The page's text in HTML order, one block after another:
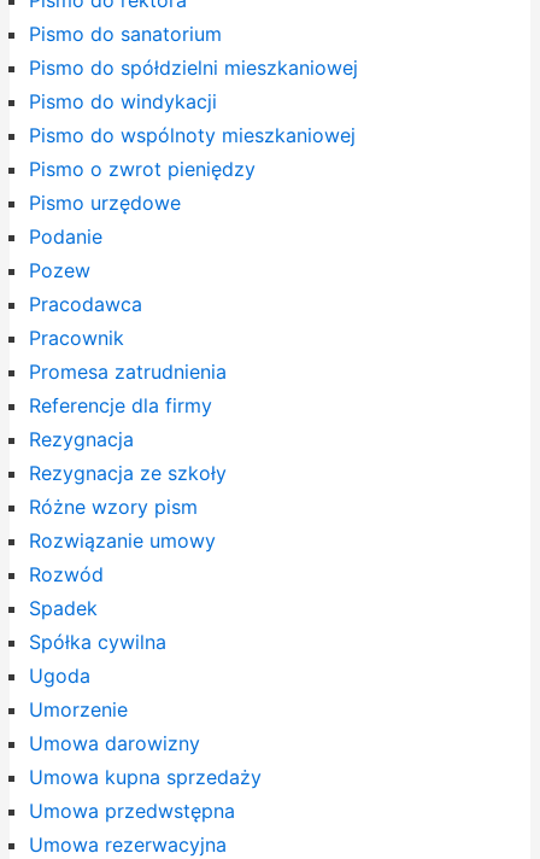
Pismo do sanatorium
Pismo do spółdzielni mieszkaniowej
Pismo do windykacji
Pismo do wspólnoty mieszkaniowej
Pismo o zwrot pieniędzy
Pismo urzędowe
Podanie
Pozew
Pracodawca
Pracownik
Promesa zatrudnienia
Referencje dla firmy
Rezygnacja
Rezygnacja ze szkoły
Różne wzory pism
Rozwiązanie umowy
Rozwód
Spadek
Spółka cywilna
Ugoda
Umorzenie
Umowa darowizny
Umowa kupna sprzedaży
Umowa przedwstępna
Umowa rezerwacyjna